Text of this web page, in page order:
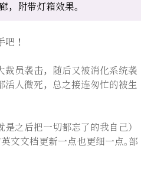
，附带灯箱效果。
！
裁员袭击，随后又被消化系统袭
人微死，总之接连匆忙的被生
之后把一切都忘了的我自己）
文文档更新一点也更细一点。部